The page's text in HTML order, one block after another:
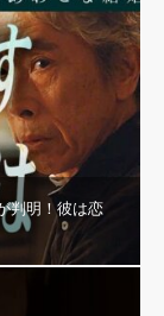
判明！彼は恋